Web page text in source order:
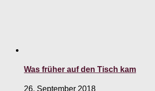
Was früher auf den Tisch kam
26. September 2018